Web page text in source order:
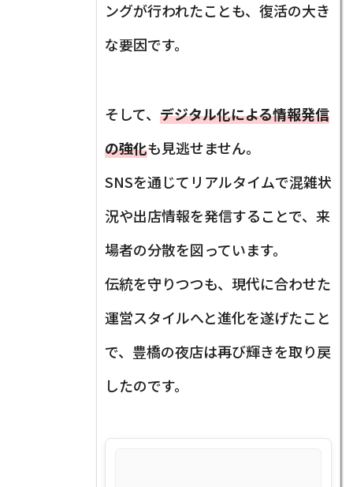
ングが行われたことも、復活の大き
な要因です。
そして、 デジタル化による情報発信
の強化も見逃せません。
SNSを通じてリアルタイムで混雑状
況や出店情報を発信することで、来
場者の分散を図っています。
伝統を守りつつも、現代に合わせた
運営スタイルへと進化を遂げたこと
で、豊橋の夜店は再び輝きを取り戻
したのです。